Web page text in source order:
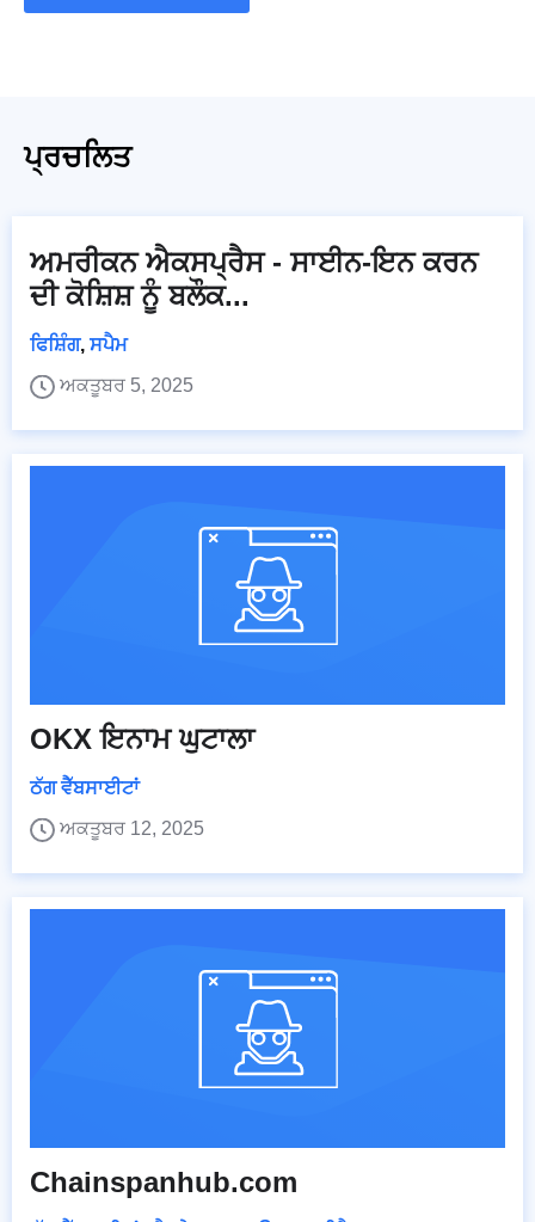
ਪ੍ਰਚਲਿਤ
ਅਮਰੀਕਨ ਐਕਸਪ੍ਰੈਸ - ਸਾਈਨ-ਇਨ ਕਰਨ
ਦੀ ਕੋਸ਼ਿਸ਼ ਨੂੰ ਬਲੌਕ...
ਫਿਸ਼ਿੰਗ, ਸਪੈਮ
ਅਕਤੂਬਰ 5, 2025
OKX ਇਨਾਮ ਘੁਟਾਲਾ
ਠੱਗ ਵੈੱਬਸਾਈਟਾਂ
ਅਕਤੂਬਰ 12, 2025
Chainspanhub.com